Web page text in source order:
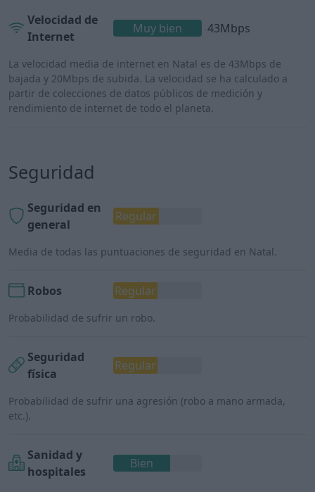
Velocidad de
Internet
Muy bien 43Mbps
La velocidad media de internet en Natal es de 43Mbps de
bajada y 20Mbps de subida. La velocidad se ha calculado a
partir de colecciones de datos públicos de medición y
rendimiento de internet de todo el planeta.
Seguridad
Seguridad en
general
Regular
Media de todas las puntuaciones de seguridad en Natal.
Robos Regular
Probabilidad de sufrir un robo.
Seguridad
física
Regular
Probabilidad de sufrir una agresión (robo a mano armada,
etc.).
Sanidad y
hospitales
Bien